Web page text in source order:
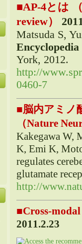
■AP-4とは
review）
Matsuda S,
York, 2012.
http://
0460-7
■脳内アミノ
（Nature
Kakegawa W,
K, Emi K,
regulates
glutamate
http://
■Cross-
2011.2.23